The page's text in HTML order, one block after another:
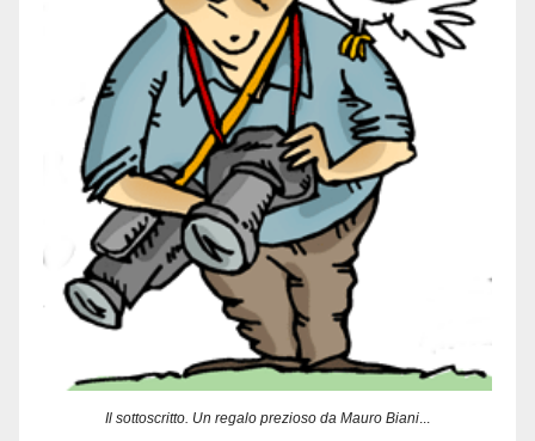
Il sottoscritto. Un regalo prezioso da Mauro Biani...